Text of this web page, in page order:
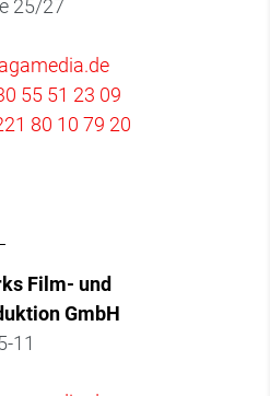
25/27
55 51 23 09
80 10 79 20
Film- und
GmbH
11